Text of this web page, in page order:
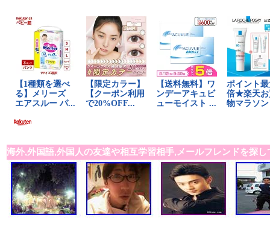
海外,外国語,外国人の友達や相互学習相手,メールフレンドを探し